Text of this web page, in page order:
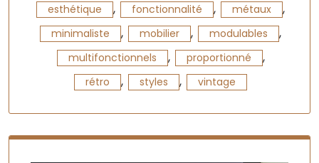
esthétique , fonctionnalité , métaux ,
minimaliste , mobilier , modulables ,
multifonctionnels , proportionné ,
rétro , styles , vintage